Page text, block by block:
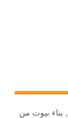
, بناء بيوت من